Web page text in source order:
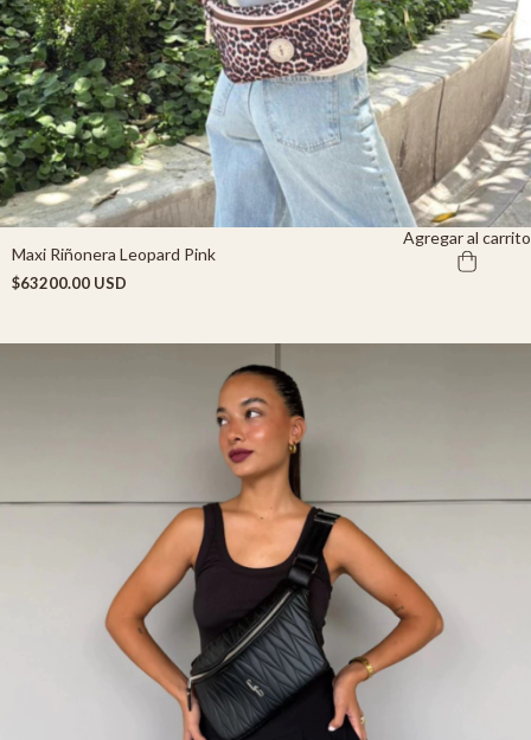
Maxi Riñonera Leopard Pink
$63200.00 USD
Agregar al carrito